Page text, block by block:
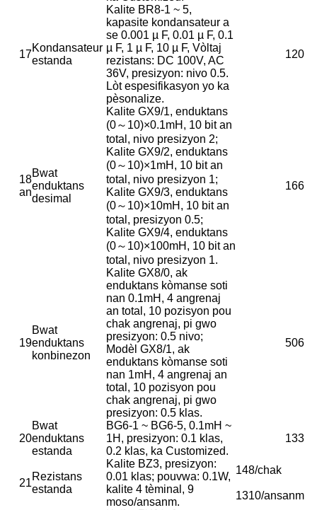
17
Kondansateur
estanda
Kalite BR8-1 ~ 5,
kapasite kondansateur a
se 0.001 µ F, 0.01 µ F, 0.1
µ F, 1 µ F, 10 µ F, Vòltaj
rezistans: DC 100V, AC
36V, presizyon: nivo 0.5.
Lòt espesifikasyon yo ka
pèsonalize.
120
18
an
Bwat
enduktans
desimal
Kalite GX9/1, enduktans
(0～10)×0.1mH, 10 bit an
total, nivo presizyon 2;
166
Kalite GX9/2, enduktans
(0～10)×1mH, 10 bit an
total, nivo presizyon 1;
Kalite GX9/3, enduktans
(0～10)×10mH, 10 bit an
total, presizyon 0.5;
Kalite GX9/4, enduktans
(0～10)×100mH, 10 bit an
total, nivo presizyon 1.
19
Bwat
enduktans
konbinezon
Kalite GX8/0, ak
enduktans kòmanse soti
nan 0.1mH, 4 angrenaj
an total, 10 pozisyon pou
chak angrenaj, pi gwo
presizyon: 0.5 nivo;
506
Modèl GX8/1, ak
enduktans kòmanse soti
nan 1mH, 4 angrenaj an
total, 10 pozisyon pou
chak angrenaj, pi gwo
presizyon: 0.5 klas.
20
Bwat
enduktans
estanda
BG6-1 ~ BG6-5, 0.1mH ~
1H, presizyon: 0.1 klas,
0.2 klas, ka Customized.
133
21
Rezistans
estanda
Kalite BZ3, presizyon:
0.01 klas; pouvwa: 0.1W,
kalite 4 tèminal, 9
moso/ansanm.
148/chak
1310/ansanm